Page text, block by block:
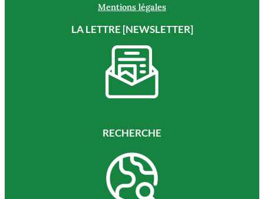
Mentions légales
LA LETTRE [NEWSLETTER]
RECHERCHE